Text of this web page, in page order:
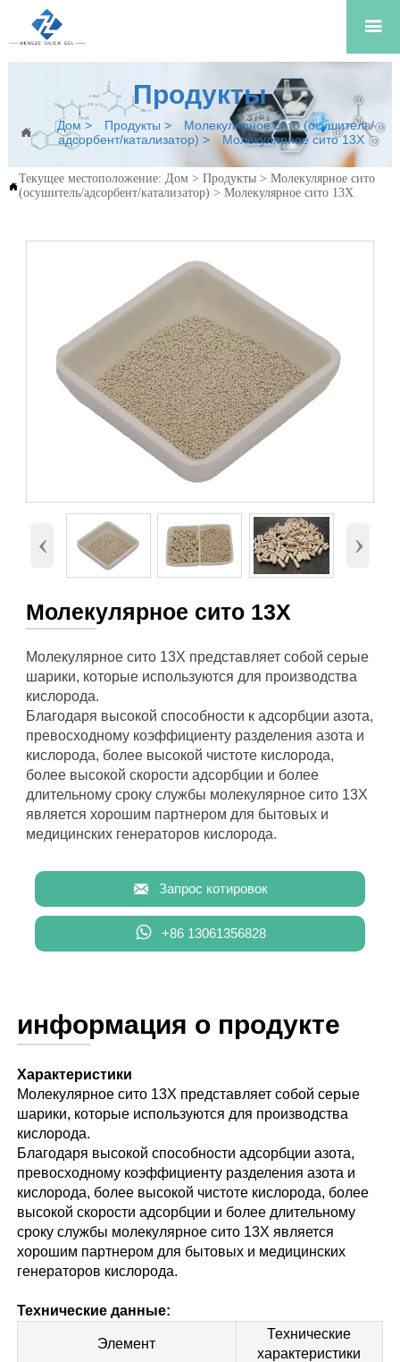

Продукты
 Дом > Продукты >
Молекулярное сито (осушитель/
адсорбент/катализатор) > Молекулярное сито 13X

Текущее местоположение: Дом> Продукты> Молекулярное сито
(осушитель/адсорбент/катализатор) > Молекулярное сито 13X
‹ ›
Молекулярное сито 13X
Молекулярное сито 13X представляет собой серые
шарики, которые используются для производства
кислорода.
Благодаря высокой способности к адсорбции азота,
превосходному коэффициенту разделения азота и
кислорода, более высокой чистоте кислорода,
более высокой скорости адсорбции и более
длительному сроку службы молекулярное сито 13X
является хорошим партнером для бытовых и
медицинских генераторов кислорода.
 Запрос котировок
 +86 13061356828
информация о продукте
Характеристики
Молекулярное сито 13X представляет собой серые
шарики, которые используются для производства
кислорода.
Благодаря высокой способности адсорбции азота,
превосходному коэффициенту разделения азота и
кислорода, более высокой чистоте кислорода, более
высокой скорости адсорбции и более длительному
сроку службы молекулярное сито 13X является
хорошим партнером для бытовых и медицинских
генераторов кислорода.
Технические данные:
Элемент
Технические
характеристики